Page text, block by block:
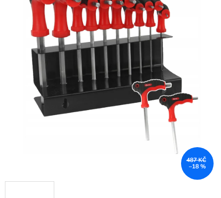
hvězdiček.
487 KČ
–18 %